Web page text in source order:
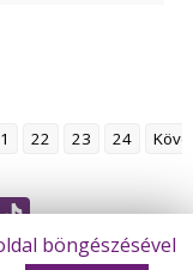
22 23 24
böngészésével